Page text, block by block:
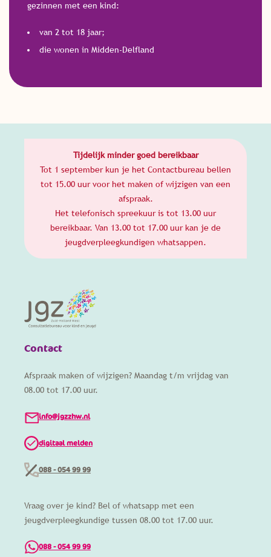
gezinnen met een kind:
van 2 tot 18 jaar;
die wonen in Midden-Delfland
Tijdelijk minder goed bereikbaar
Tot 1 september kun je het Contactbureau bellen
tot 15.00 uur voor het maken of wijzigen van een
afspraak.
Het telefonisch spreekuur is tot 13.00 uur
bereikbaar. Van 13.00 tot 17.00 uur kan je de
jeugdverpleegkundigen whatsappen.
Contact
Afspraak maken of wijzigen? Maandag t/m vrijdag van
08.00 tot 17.00 uur.
088 - 054 99 99
info@jgzzhw.nl
digitaal melden
Vraag over je kind? Bel of whatsapp met een
jeugdverpleegkundige tussen 08.00 tot 17.00 uur.
088 - 054 99 99